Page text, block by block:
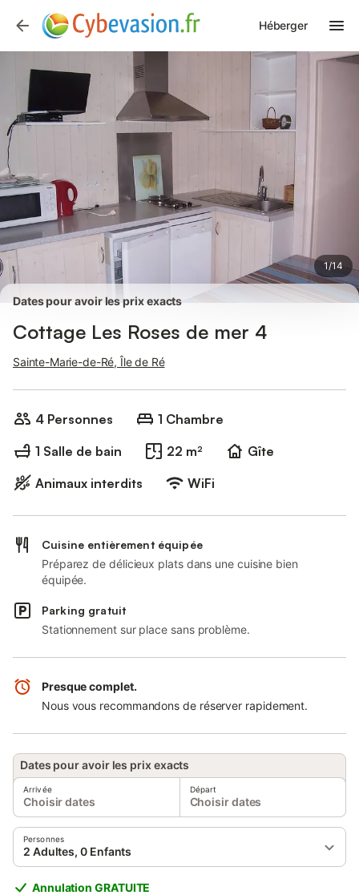
Héberger
1/14
Photos Équipements
Dates pour avoir les prix exacts
Cottage Les Roses de mer 4
Sainte-Marie-de-Ré, Île de Ré
4 Personnes
1 Chambre
1 Salle de bain
22 m²
Gîte
Animaux interdits
WiFi
Cuisine entièrement équipée
Préparez de délicieux plats dans une cuisine bien
équipée.
Parking gratuit
Stationnement sur place sans problème.
Presque complet.
Nous vous recommandons de réserver rapidement.
Dates pour avoir les prix exacts
Arrivée
Choisir dates
Départ
Choisir dates
Personnes
2 Adultes, 0 Enfants
Annulation GRATUITE